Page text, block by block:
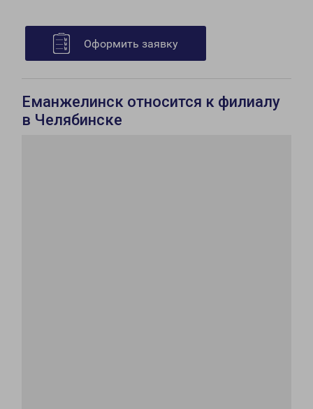
Оформить заявку
Еманжелинск относится к филиалу
в Челябинске